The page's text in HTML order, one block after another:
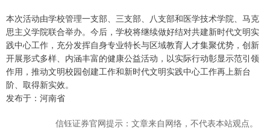
本次活动由学校管理一支部、三支部、八支部和医学技术学院、马克
思主义学院联合举办。今后，学校将继续做好结对共建新时代文明实
践中心工作，充分发挥自身专业特长与区域教育人才集聚优势，创新
开展形式多样、内涵丰富的健康公益活动，以实际行动彰显示范引领
作用，推动文明校园创建工作和新时代文明实践中心工作再上新台
阶、取得新实效。
发布于：河南省
信钰证券官网提示：文章来自网络，不代表本站观点。